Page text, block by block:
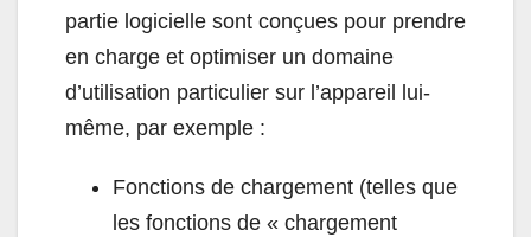
partie logicielle sont conçues pour prendre
en charge et optimiser un domaine
d’utilisation particulier sur l’appareil lui-
même, par exemple :
Fonctions de chargement (telles que
les fonctions de « chargement